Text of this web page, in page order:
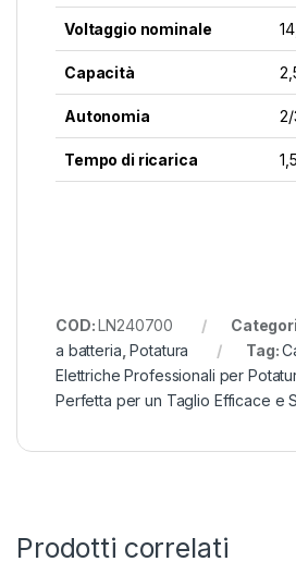
Voltaggio nominale
Capacità
Autonomia 2/
Tempo di ricarica
COD:LN240700
a batteria ,Potatura Tag:
Elettriche Professionali per
Perfetta per un Taglio Efficace e
Prodotti correlati